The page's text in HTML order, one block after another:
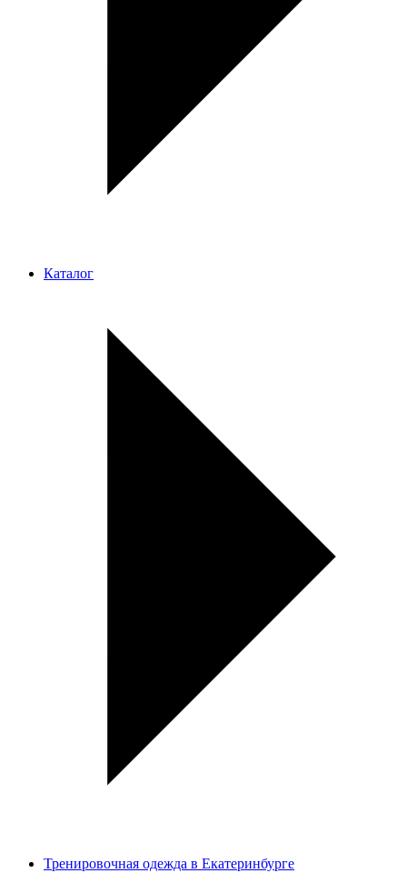
Каталог
Тренировочная одежда в Екатеринбурге